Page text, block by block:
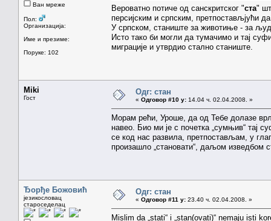
Ван мреже
Пол:
Организација:
Име и презиме:
Поруке: 102
Вероватно потиче од санскритског "ста"
персијским и српским, претпостављјући
У српском, станиште за животиње - за
Исто тако би могли да тумачимо и тај
миграције и утврдио стално станиште.
Miki
Гост
Одг: стан
« Одговор #10 у: 14.04 ч. 02.04.2008. »
Морам рећи, Уроше, да од Тебе долазе
навео. Био ми је с почетка „сумњив“ тај
се код нас развила, претпостављам, у
произашло „становати“, даљом изведбом
Ђорђе Божовић
језикословац
староседелац
Одг: стан
« Одговор #11 у: 23.40 ч. 02.04.2008. »
Mislim da „stati“ i „stan(ovati)“ nemaju isti